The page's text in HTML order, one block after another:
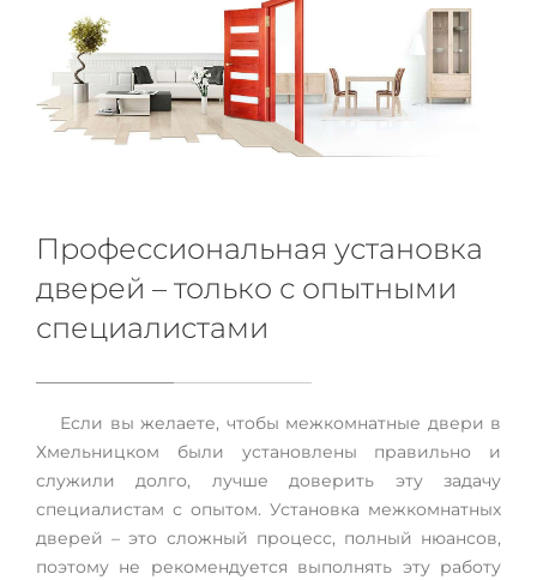
Профессиональная установка
дверей – только с опытными
специалистами
Если вы желаете, чтобы межкомнатные двери в
Хмельницком были установлены правильно и
служили долго, лучше доверить эту задачу
специалистам с опытом. Установка межкомнатных
дверей – это сложный процесс, полный нюансов,
поэтому не рекомендуется выполнять эту работу